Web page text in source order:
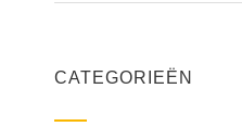
CATEGORIEËN